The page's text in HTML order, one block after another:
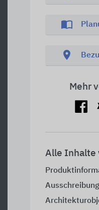
import_contacts
location_on
Mehr
Alle Inhalte